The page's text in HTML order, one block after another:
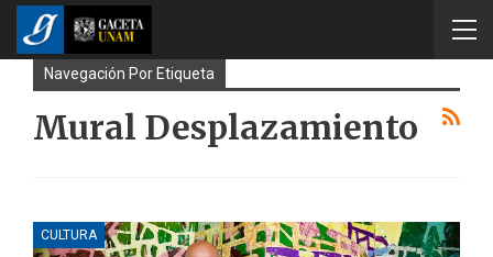
Navegación Por Etiqueta
Mural Desplazamiento
CULTURA